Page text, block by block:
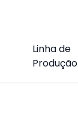
Linha de
Produção